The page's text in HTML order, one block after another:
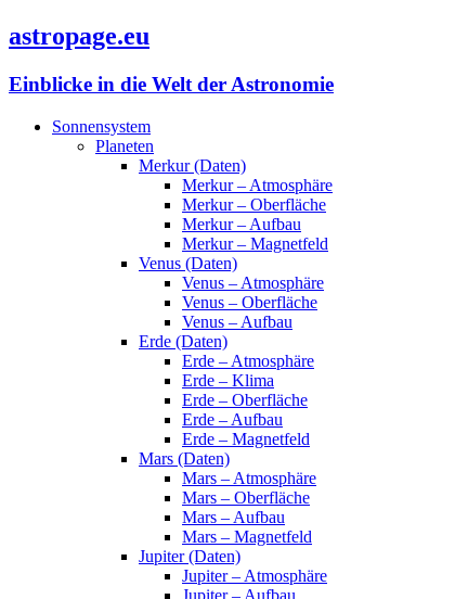
astropage.eu
Einblicke in die Welt der Astronomie
Sonnensystem
Planeten
Merkur (Daten)
Merkur – Atmosphäre
Merkur – Oberfläche
Merkur – Aufbau
Merkur – Magnetfeld
Venus (Daten)
Venus – Atmosphäre
Venus – Oberfläche
Venus – Aufbau
Erde (Daten)
Erde – Atmosphäre
Erde – Klima
Erde – Oberfläche
Erde – Aufbau
Erde – Magnetfeld
Mars (Daten)
Mars – Atmosphäre
Mars – Oberfläche
Mars – Aufbau
Mars – Magnetfeld
Jupiter (Daten)
Jupiter – Atmosphäre
Jupiter – Aufbau